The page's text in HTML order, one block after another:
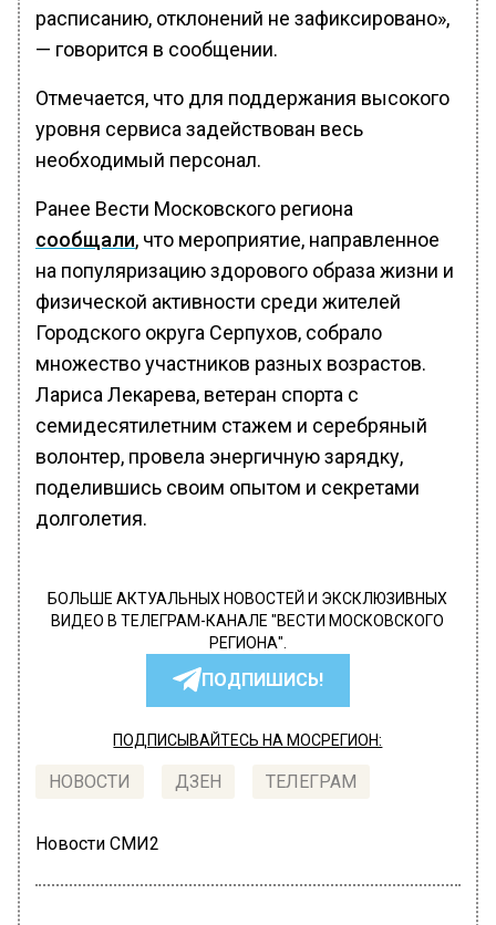
расписанию, отклонений не зафиксировано»,
— говорится в сообщении.
Отмечается, что для поддержания высокого
уровня сервиса задействован весь
необходимый персонал.
Ранее Вести Московского региона
сообщали, что мероприятие, направленное
на популяризацию здорового образа жизни и
физической активности среди жителей
Городского округа Серпухов, собрало
множество участников разных возрастов.
Лариса Лекарева, ветеран спорта с
семидесятилетним стажем и серебряный
волонтер, провела энергичную зарядку,
поделившись своим опытом и секретами
долголетия.
БОЛЬШЕ АКТУАЛЬНЫХ НОВОСТЕЙ И ЭКСКЛЮЗИВНЫХ
ВИДЕО В ТЕЛЕГРАМ-КАНАЛЕ "ВЕСТИ МОСКОВСКОГО
РЕГИОНА".
ПОДПИШИСЬ!
ПОДПИСЫВАЙТЕСЬ НА МОСРЕГИОН:
НОВОСТИ ДЗЕН ТЕЛЕГРАМ
Новости СМИ2